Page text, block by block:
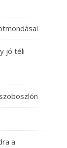
jó téli
a